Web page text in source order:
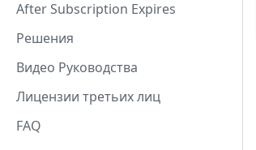
After Subscription Expires
Решения
Видео Руководства
Лицензии третьих лиц
FAQ